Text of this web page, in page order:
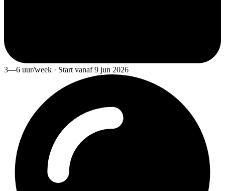
3—6 uur/week · Start vanaf 9 jun 2026